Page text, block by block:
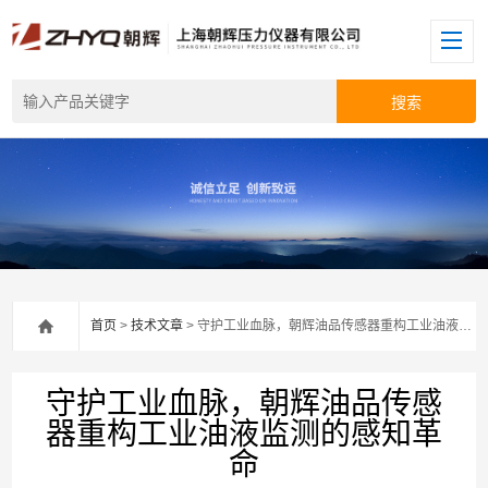
首页 >技术文章 > 守护工业血脉，朝辉油品传感器重构工业油液监测的感知革命
守护工业血脉，朝辉油品传感
器重构工业油液监测的感知革
命